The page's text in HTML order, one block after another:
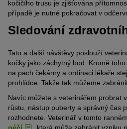
kočičího trusu je zjišťována
případě je nutné pokračovat v
Sledování
Tato a další návštěvy poslouží
kočky jako záchytný bod. Kromě
na pach čekárny a ordinaci lékaře
prohlídce. Takže tak můžeme
Navíc můžete s veterinářem probrat
růstu, nástup puberty a správný čas
rozhodnete. Veterinář v tomto